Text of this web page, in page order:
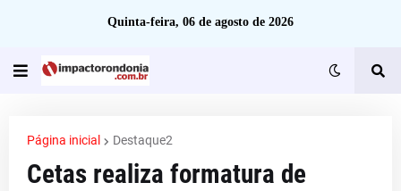
Quinta-feira, 06 de agosto de 2026
Página inicial Destaque2
Cetas realiza formatura de